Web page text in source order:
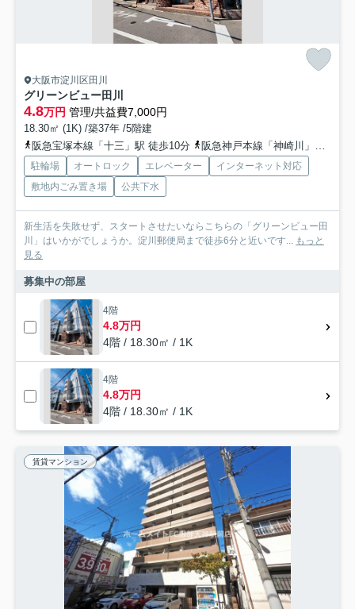
大阪市淀川区田川
グリーンビュー田川
4.8万円 管理/共益費7,000円
18.30㎡ (1K) /築37年 /5階建
阪急宝塚本線「十三」駅 徒歩10分
阪急神戸本線「神崎川」駅 徒歩15分
駐輪場 オートロック エレベーター
インターネット対応
敷地内ごみ置き場
公共下水
新生活を失敗せず、スタートさせたいならこちらの「グリーンビュー田
川」はいかがでしょうか。淀川郵便局まで徒歩6分と近いです... もっと
見る
募集中の部屋
4階
4.8万円
4階 / 18.30㎡ / 1K
4階
4.8万円
4階 / 18.30㎡ / 1K
賃貸マンション